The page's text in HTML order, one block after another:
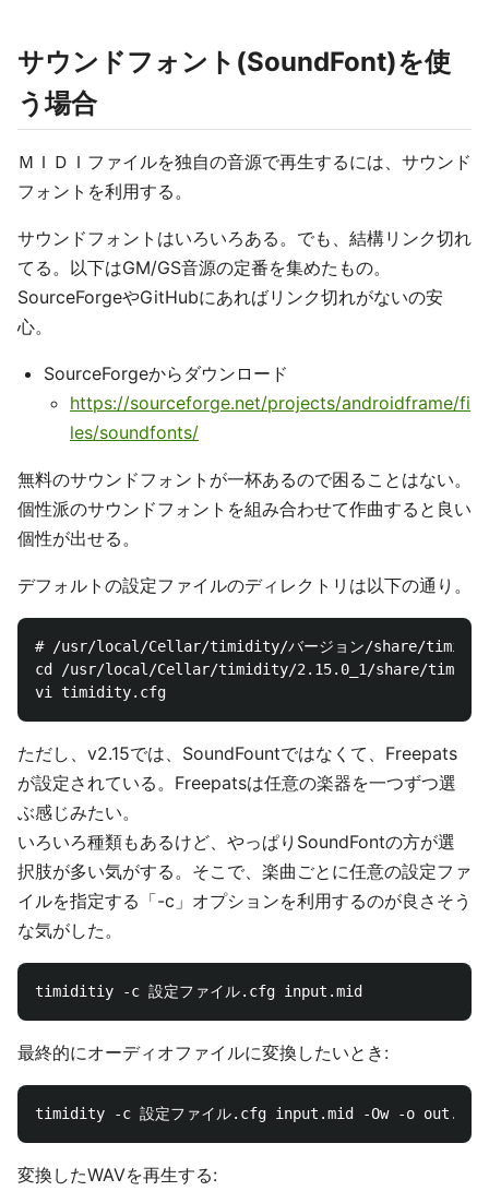
サウンドフォント(SoundFont)を使
う場合
ＭＩＤＩファイルを独自の音源で再生するには、サウンド
フォントを利用する。
サウンドフォントはいろいろある。でも、結構リンク切れ
てる。以下はGM/GS音源の定番を集めたもの。
SourceForgeやGitHubにあればリンク切れがないの安
心。
SourceForgeからダウンロード
https://sourceforge.net/projects/androidframe/fi
les/soundfonts/
無料のサウンドフォントが一杯あるので困ることはない。
個性派のサウンドフォントを組み合わせて作曲すると良い
個性が出せる。
デフォルトの設定ファイルのディレクトリは以下の通り。
# /usr/local/Cellar/timidity/バージョン/share/
cd /usr/local/Cellar/timidity/2.15.0_1/share/
ただし、v2.15では、SoundFountではなくて、Freepats
が設定されている。Freepatsは任意の楽器を一つずつ選
ぶ感じみたい。
いろいろ種類もあるけど、やっぱりSoundFontの方が選
択肢が多い気がする。そこで、楽曲ごとに任意の設定ファ
イルを指定する「-c」オプションを利用するのが良さそう
な気がした。
最終的にオーディオファイルに変換したいとき:
変換したWAVを再生する: